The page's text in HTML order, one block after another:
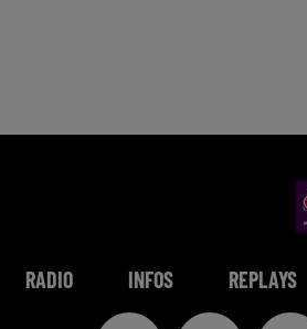
RADIO INFOS REPLAYS